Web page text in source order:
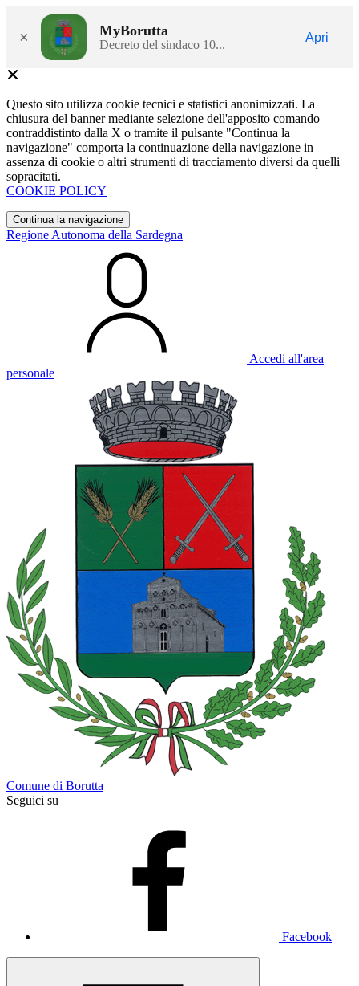
× MyBorutta
Decreto del sindaco 10...
Apri
Questo sito utilizza cookie tecnici e statistici anonimizzati. La
chiusura del banner mediante selezione dell'apposito comando
contraddistinto dalla X o tramite il pulsante "Continua la
navigazione" comporta la continuazione della navigazione in
assenza di cookie o altri strumenti di tracciamento diversi da quelli
sopracitati.
COOKIE POLICY
Continua la navigazione
Regione Autonoma della Sardegna
Accedi all'area
personale
Comune di Borutta
Seguici su
Facebook